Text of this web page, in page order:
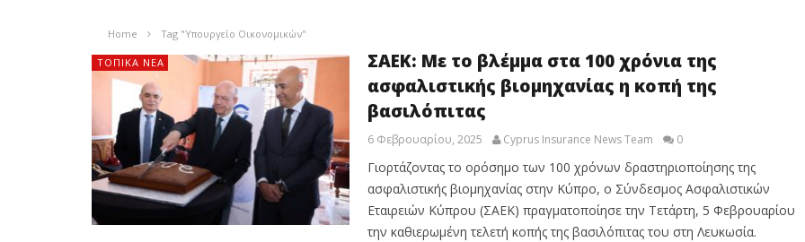
Home Tag "Υπουργείο Οικονομικών"
ΤΟΠΙΚΑ ΝΕΑ
ΣΑΕΚ: Με το βλέμμα στα 100 χρόνια της
ασφαλιστικής βιομηχανίας η κοπή της
βασιλόπιτας
6 Φεβρουαρίου, 2025 Cyprus Insurance News Team 0
Γιορτάζοντας το ορόσημο των 100 χρόνων δραστηριοποίησης της
ασφαλιστικής βιομηχανίας στην Κύπρο, ο Σύνδεσμος Ασφαλιστικών
Εταιρειών Κύπρου (ΣΑΕΚ) πραγματοποίησε την Τετάρτη, 5 Φεβρουαρίου
την καθιερωμένη τελετή κοπής της βασιλόπιτας του στη Λευκωσία.